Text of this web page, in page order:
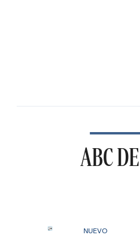
ABC
NUEVO